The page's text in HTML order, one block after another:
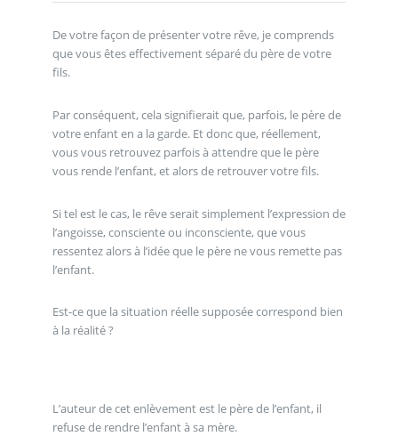
De votre façon de présenter votre rêve, je comprends
que vous êtes effectivement séparé du père de votre
fils.
Par conséquent, cela signifierait que, parfois, le père de
votre enfant en a la garde. Et donc que, réellement,
vous vous retrouvez parfois à attendre que le père
vous rende l’enfant, et alors de retrouver votre fils.
Si tel est le cas, le rêve serait simplement l’expression de
l’angoisse, consciente ou inconsciente, que vous
ressentez alors à l’idée que le père ne vous remette pas
l’enfant.
Est-ce que la situation réelle supposée correspond bien
à la réalité ?
L’auteur de cet enlèvement est le père de l’enfant, il
refuse de rendre l’enfant à sa mère.